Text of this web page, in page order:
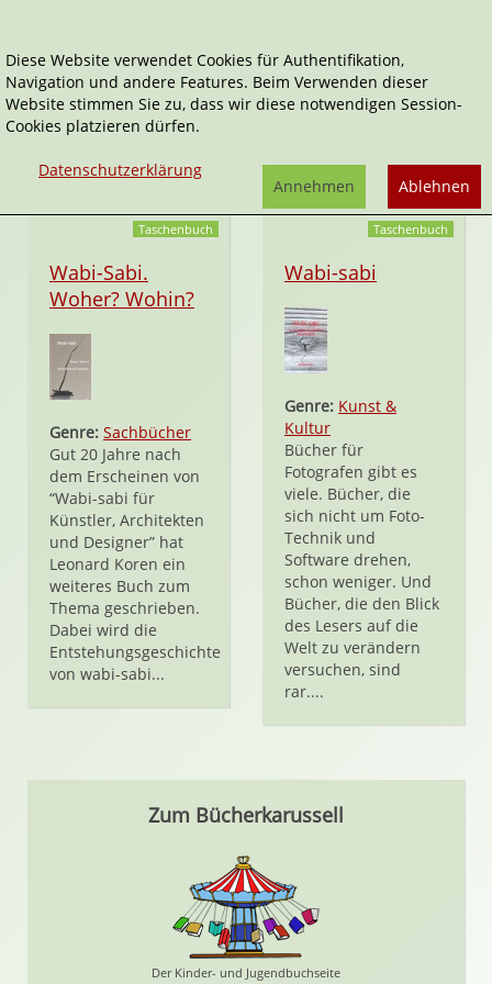
Wasmuth
Taschenbuch
Wabi-Sabi.
Woher? Wohin?
Genre: Sachbücher
Gut 20 Jahre nach
dem Erscheinen von
“Wabi-sabi für
Künstler, Architekten
und Designer” hat
Leonard Koren ein
weiteres Buch zum
Thema geschrieben.
Dabei wird die
Entstehungsgeschichte
von wabi-sabi...
Taschenbuch
Wabi-sabi
Genre: Kunst &
Kultur
Bücher für
Fotografen gibt es
viele. Bücher, die
sich nicht um Foto-
Technik und
Software drehen,
schon weniger. Und
Bücher, die den Blick
des Lesers auf die
Welt zu verändern
versuchen, sind
rar....
Zum Bücherkarussell
Der Kinder- und Jugendbuchseite
Diese Website verwendet Cookies für Authentifikation,
Navigation und andere Features. Beim Verwenden dieser
Website stimmen Sie zu, dass wir diese notwendigen Session-
Cookies platzieren dürfen.
Datenschutzerklärung
Ablehnen
Annehmen